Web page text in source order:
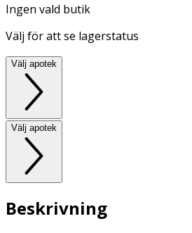
Ingen vald butik
Välj för att se lagerstatus
Välj apotek
Välj apotek
Beskrivning